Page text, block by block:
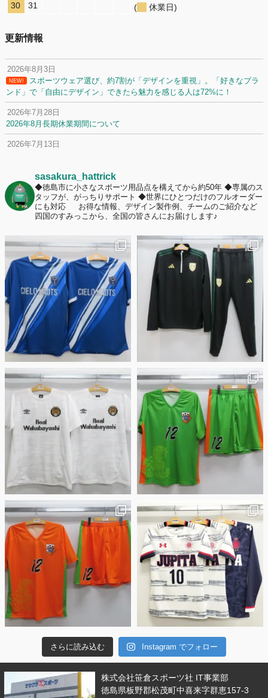
30
31
(
休業日)
更新情報
2026年8月3日
NEW!
スポーツウェア選び、約7割が「デザインを重視」。「好きなブラ
ンド」で「自由にデザイン」できたら魅力を感じる人は72%に！
2026年7月28日
2026年8月長期休業期間について
2026年7月13日
2026年7月2日
名前入りユニフォームで子どもの自信が「プラスになった」と感じた保
護者は約67%！「やや高いと感じたが納得して購入した」と価値を実感
する声も32.7%に！
応援ユニフォーム、約53％が「会場に一体感があってよい」と回答。チ
ームへの愛情が伝わる応援スタイルとは？
sasakura_hattrick
◆徳島市に小さなスポーツ用品点を構えてから約50年 ◆専属のス
タッフが、がっちりサポート ◆世界にひとつだけのフルオーダー
にも対応
お得な情報、デザイン製作例、チームのご紹介など
四国のすみっこから、全国の皆さんにお届けします♪
さらに読み込む Instagram でフォロー
株式会社笹倉スポーツ社 IT事業部
徳島県板野郡松茂町中喜来字群恵157-3